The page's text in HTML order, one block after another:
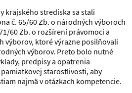
krajského strediska sa stali
č. 65/60 Zb. o národných výboroch
60 Zb. o rozšírení právomoci a
výborov, ktoré výrazne posilňovali
výborov. Preto bolo nutné
predpisy a opatrenia
starostlivosti, aby
najmä v otázkach kompetencie.